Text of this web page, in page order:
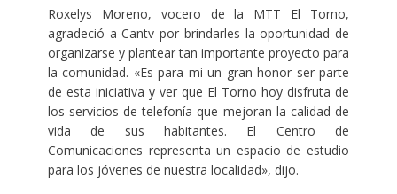
Roxelys Moreno, vocero de la MTT El Torno,
agradeció a Cantv por brindarles la oportunidad de
organizarse y plantear tan importante proyecto para
la comunidad. «Es para mi un gran honor ser parte
de esta iniciativa y ver que El Torno hoy disfruta de
los servicios de telefonía que mejoran la calidad de
vida de sus habitantes. El Centro de
Comunicaciones representa un espacio de estudio
para los jóvenes de nuestra localidad», dijo.